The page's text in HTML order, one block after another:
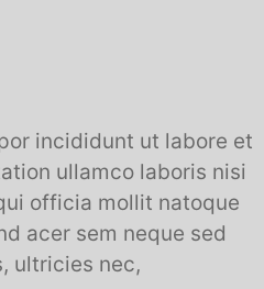
incididunt ut labore et
ullamco laboris nisi
officia mollit natoque
acer sem neque sed
ultricies nec,